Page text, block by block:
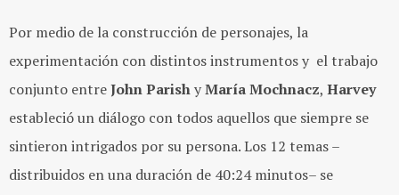
Por medio de la construcción de personajes, la
experimentación con distintos instrumentos y el trabajo
conjunto entreJohn ParishyMaría Mochnacz, Harvey
estableció un diálogo con todos aquellos que siempre se
sintieron intrigados por su persona.Los 12 temas –
distribuidos en una duración de 40:24 minutos– se